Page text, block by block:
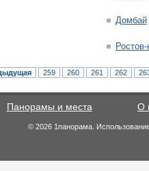
Домбай
259 260 261 262
Панорамы и места О
© 2026 1панорама.